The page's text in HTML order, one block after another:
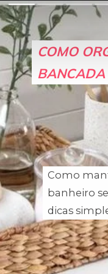
COMO
COMO
Como
banheiro
dicas
Como
banheiro
dicas